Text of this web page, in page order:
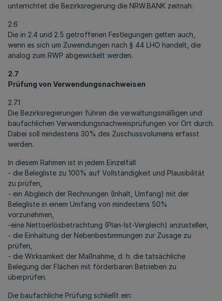
unterrichtet die Bezirksregierung die NRW.BANK zeitnah.
2.6
Die in 2.4 und 2.5 getroffenen Festlegungen gelten auch,
wenn es sich um Zuwendungen nach § 44 LHO handelt, die
analog zum RWP abgewickelt werden.
2.7
Prüfung von Verwendungsnachweisen
2.7.1
Die Bezirksregierungen führen die verwaltungsmäßigen und
baufachlichen Verwendungsnachweisprüfungen vor Ort durch.
Dabei soll mindestens 30% des Zuschussvolumens erfasst
werden.
In diesem Rahmen ist in jedem Einzelfall
- die Belegliste zu 100% auf Vollständigkeit und Plausibilität
zu prüfen,
- ein Abgleich der Rechnungen (Inhalt, Umfang) mit der
Belegliste in einem Umfang von mindestens 50%
vorzunehmen,
-eine Nettoerlösbetrachtung (Plan-Ist-Vergleich) anzustellen,
- die Einhaltung der Nebenbestimmungen zur Zusage zu
prüfen,
- die Wirksamkeit der Maßnahme, d. h. die tatsächliche
Belegung der Flächen mit förderbaren Betrieben zu
überprüfen.
Die baufachliche Prüfung schließt ein: